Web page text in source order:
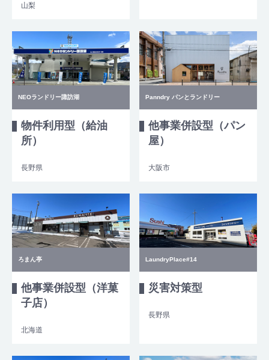
山梨
NEOランドリー諏訪湖
物件利用型（給油
所）
長野県
Panndry パンとランドリー
他事業併設型（パン
屋）
大阪市
ろまん亭
他事業併設型（洋菓
子店）
北海道
LaundryPlace#14
災害対策型
長野県